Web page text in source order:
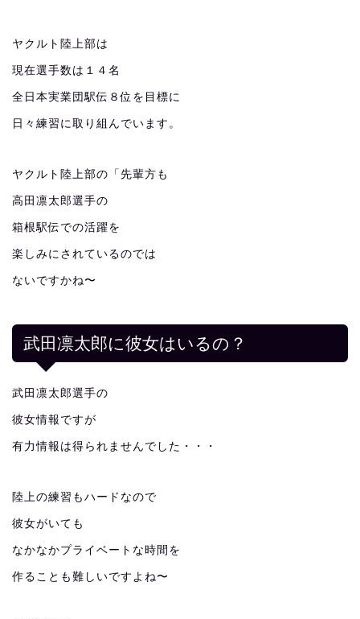
ヤクルト陸上部は
現在選手数は１４名
全日本実業団駅伝８位を目標に
日々練習に取り組んでいます。
ヤクルト陸上部の「先輩方も
高田凛太郎選手の
箱根駅伝での活躍を
楽しみにされているのでは
ないですかね〜
武田凛太郎に彼女はいるの？
武田凛太郎選手の
彼女情報ですが
有力情報は得られませんでした・・・
陸上の練習もハードなので
彼女がいても
なかなかプライベートな時間を
作ることも難しいですよね〜